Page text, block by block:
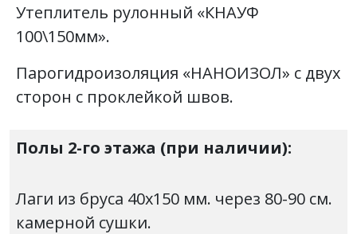
Утеплитель рулонный «КНАУФ
100\150мм».
Парогидроизоляция «НАНОИЗОЛ» с двух
сторон с проклейкой швов.
Полы 2-го этажа (при наличии):
Лаги из бруса 40х150 мм. через 80-90 см.
камерной сушки.